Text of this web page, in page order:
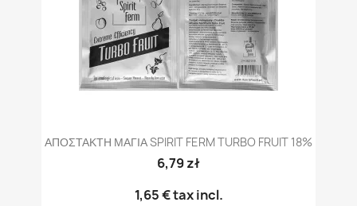
ΑΠΟΣΤΑΚΤΗ ΜΑΓΙΑ SPIRIT FERM TURBO FRUIT 18%
6,79 zł
1,65 €tax incl.